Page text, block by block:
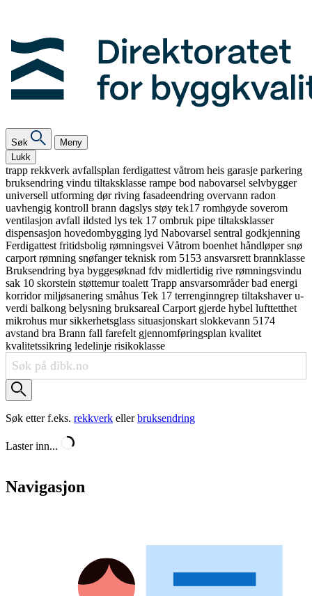
Søk
Meny
Lukk
trapp rekkverk avfallsplan ferdigattest våtrom heis garasje parkering
bruksendring vindu tiltaksklasse rampe bod nabovarsel selvbygger
universell utforming dørriving fasadeendring overvann radon
uavhengig kontroll brann dagslys støy tek17 romhøyde soverom
ventilasjon avfall ildsted lys tek 17 ombruk pipe tiltaksklasser
dispensasjon hovedombygging lyd Nabovarsel sentral godkjenning
Ferdigattest fritidsbolig rømningsvei Våtrom boenhet håndløpersnø
carport rømning snøfangerteknisk rom 5153 ansvarsrett brannklasse
Bruksendring bya byggesøknad fdv midlertidig rive rømningsvindu
sak 10 skorstein støttemurtoalett Trapp ansvarsområderbad energi
korridormiljøsanering småhus Tek 17 terrenginngrep tiltakshaveru-
verdi balkong belysning bruksareal Carport gjerde hybel lufttetthet
mikrohus mursikkerhetsglass situasjonskart slokkevann 5174
avstand bra Brann fall farefelt gjennomføringsplan kvalitet
kvalitetssikring ledelinje risikoklasse
Søk etter f.eks. rekkverk ellerbruksendring
Laster inn...
Navigasjon